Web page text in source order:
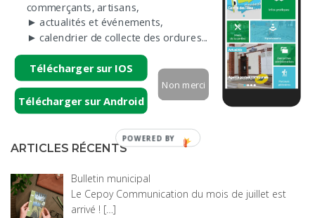
ci-dessous.
ARTICLES RÉCENTS
Bulletin municipal
Le Cepoy Communication du mois de juillet est
arrivé ! […]
Télécharger sur IOS
commerçants, artisans,
► actualités et événements,
Télécharger sur Android
Non merci
► calendrier de collecte des ordures...
POWERED